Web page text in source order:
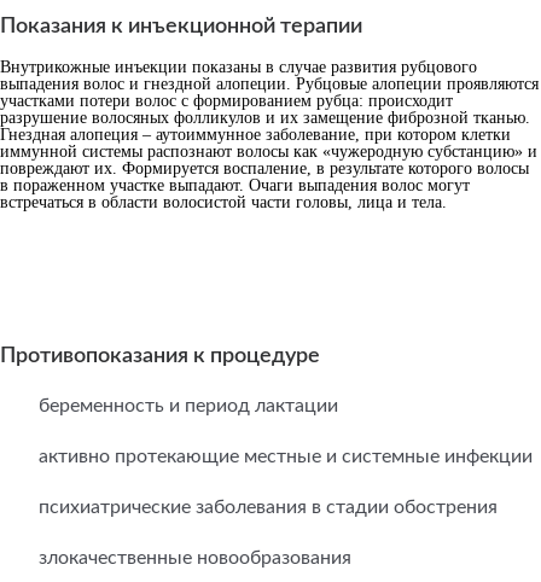
Показания к инъекционной терапии
Внутрикожные инъекции показаны в случае развития рубцового
выпадения волос и гнездной алопеции. Рубцовые алопеции проявляются
участками потери волос с формированием рубца: происходит
разрушение волосяных фолликулов и их замещение фиброзной тканью.
Гнездная алопеция – аутоиммунное заболевание, при котором клетки
иммунной системы распознают волосы как «чужеродную субстанцию» и
повреждают их. Формируется воспаление, в результате которого волосы
в пораженном участке выпадают. Очаги выпадения волос могут
встречаться в области волосистой части головы, лица и тела.
Противопоказания к процедуре
беременность и период лактации
активно протекающие местные и системные инфекции
психиатрические заболевания в стадии обострения
злокачественные новообразования